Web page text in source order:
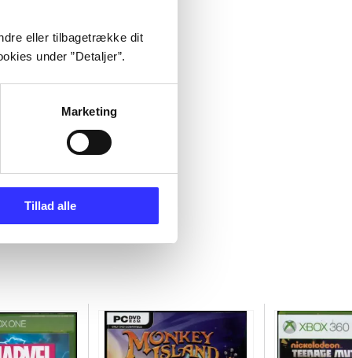
eller tilbagetrække dit
under ”Detaljer”.
Marketing
Tillad alle